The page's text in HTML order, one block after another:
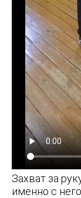
Захват за
именно с